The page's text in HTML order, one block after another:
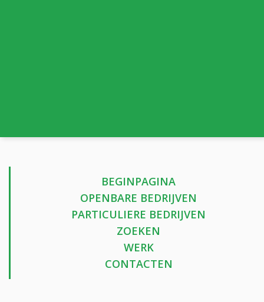
BEGINPAGINA
OPENBARE BEDRIJVEN
PARTICULIERE BEDRIJVEN
ZOEKEN
WERK
CONTACTEN